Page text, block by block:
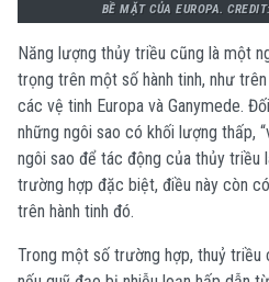
BỀ MẶT CỦA EUROPA.
Năng lượng thủy triều cũng là một
trọng trên một số hành tinh, như
các vệ tinh Europa và Ganymede.
những ngôi sao có khối lượng thấp,
ngôi sao để tác động của thủy triều
trường hợp đặc biệt, điều này còn
trên hành tinh đó.
Trong một số trường hợp, thuỷ triều